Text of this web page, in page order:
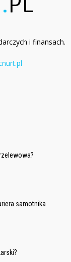
i finansach.
samotnika